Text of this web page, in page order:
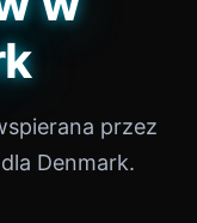
przez
Denmark.